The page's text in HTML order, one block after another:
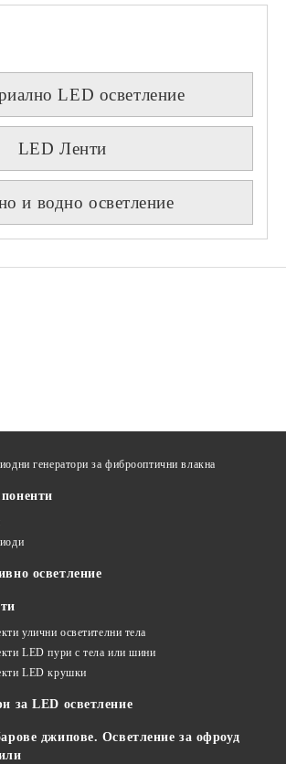
LED осветление
LED Ленти
и водно осветление
генератори за фиброоптични влакна
осветление
улични осветителни тела
LED пури с тела или шини
LED крушки
за LED осветление
джипове. Осветление за офроуд